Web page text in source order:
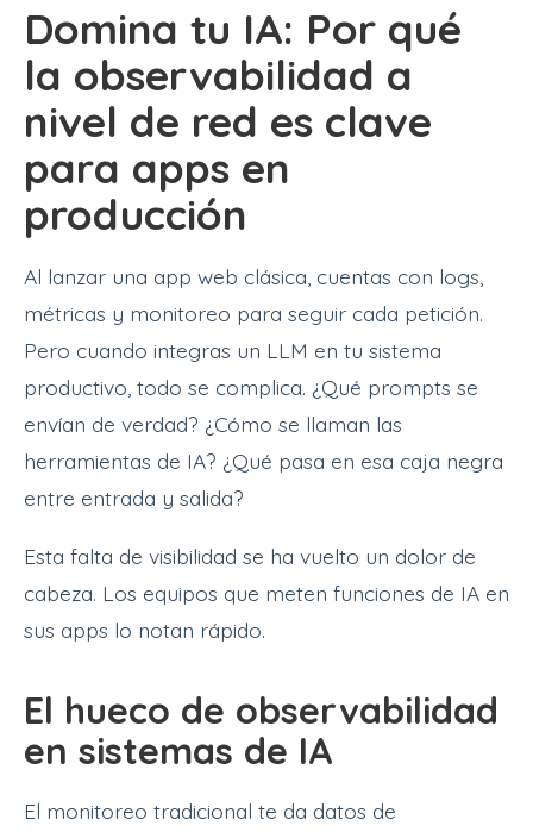
Domina tu IA: Por qué
la observabilidad a
nivel de red es clave
para apps en
producción
Al lanzar una app web clásica, cuentas con logs,
métricas y monitoreo para seguir cada petición.
Pero cuando integras un LLM en tu sistema
productivo, todo se complica. ¿Qué prompts se
envían de verdad? ¿Cómo se llaman las
herramientas de IA? ¿Qué pasa en esa caja negra
entre entrada y salida?
Esta falta de visibilidad se ha vuelto un dolor de
cabeza. Los equipos que meten funciones de IA en
sus apps lo notan rápido.
El hueco de observabilidad
en sistemas de IA
El monitoreo tradicional te da datos de